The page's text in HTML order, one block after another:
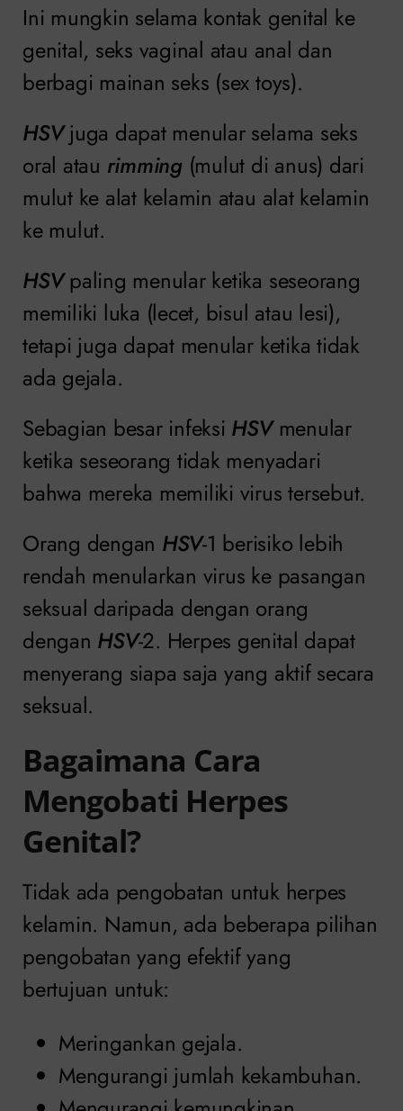
Ini mungkin selama kontak genital ke
genital, seks vaginal atau anal dan
berbagi mainan seks (sex toys).
HSVjuga dapat menular selama seks
oral atau rimming(mulut di anus) dari
mulut ke alat kelamin atau alat kelamin
ke mulut.
HSVpaling menular ketika seseorang
memiliki luka (lecet, bisul atau lesi),
tetapi juga dapat menular ketika tidak
ada gejala.
Sebagian besar infeksi HSVmenular
ketika seseorang tidak menyadari
bahwa mereka memiliki virus tersebut.
Orang dengan HSV-1 berisiko lebih
rendah menularkan virus ke pasangan
seksual daripada dengan orang
dengan HSV-2. Herpes genital dapat
menyerang siapa saja yang aktif secara
seksual.
Bagaimana Cara
Mengobati Herpes
Genital?
Tidak ada pengobatan untuk herpes
kelamin. Namun, ada beberapa pilihan
pengobatan yang efektif yang
bertujuan untuk:
Meringankan gejala.
Mengurangi jumlah kekambuhan.